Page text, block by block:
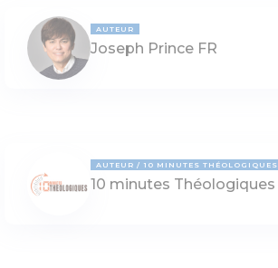
AUTEUR
Joseph Prince FR
AUTEUR 10 MINUTES THÉOLOGIQUES
10 minutes Théologiques